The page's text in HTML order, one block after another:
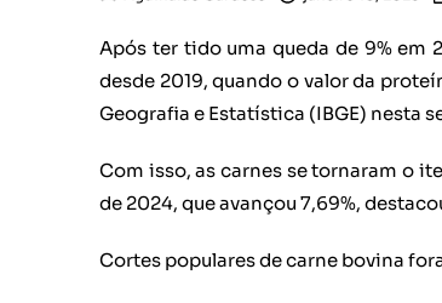
Após ter tido uma queda de 9% em
desde 2019, quando o valor da
Geografia e Estatística (IBGE) nesta
Com isso, as carnes se tornaram o
de 2024, que avançou 7,69%,
Cortes populares de carne bovina